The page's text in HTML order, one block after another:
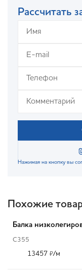
Рассчитать
Нажимая на кнопку вы
Похожие
Балка
С355
13457 ₽/м